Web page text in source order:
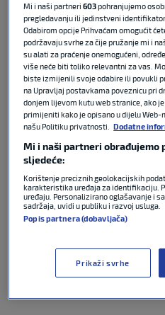
Igor Matanović oduševio
iako je njegov Freiburg
Matanovićje sjajno pratio
ubacio se ispred svog
Bio je to deveti pogodak
Mi i naši partneri603pohranjujemo
pregledavanju ili jedinstveni
Odabirom opcije Prihvaćam omogućit
podržavaju svrhe za čije pružanje mi i
su alati za praćenje onemogućeni,
više neće biti toliko relevantni za vas.
biste izmijenili svoje odabire ili povukli
na Upravljaj postavkama poveznicu pri
donjem lijevom kutu web stranice, ako
primijeniti kako je opisano u dijelu
našu Politiku privatnosti.
Dodatne
Mi i naši partneri obrađujemo
sljedeće:
Korištenje preciznih geolokacijskih
karakteristika uređaja za identifikaciju.
uređaju. Personalizirano oglašavanje i
sadržaja, uvidi u publiku i razvoj usluga.
Popis partnera (dobavljača)
Prikaži svrhe